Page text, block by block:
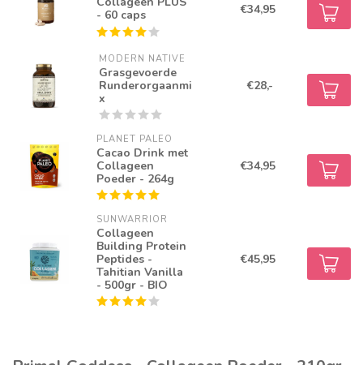
- 60 caps
€34,95
MODERN NATIVE
Grasgevoerde
Runderorgaanmi
x
€28,-
PLANET PALEO
Cacao Drink met
Collageen
Poeder - 264g
€34,95
SUNWARRIOR
Collageen
Building Protein
Peptides -
Tahitian Vanilla
- 500gr - BIO
€45,95